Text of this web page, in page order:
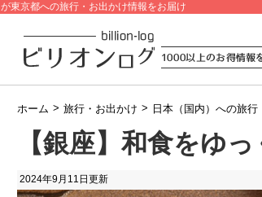
東京都への旅行・お出かけ情報をお届け
ホーム > 旅行・お出かけ > 日本（国内）への旅行
【銀座】和食をゆ
2024年9月11日 更新